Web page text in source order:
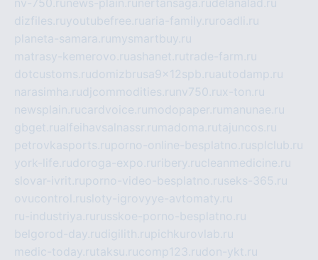
nv-750.ru news-plain.ru nertansaga.rudelanalad.ru
dizfiles.ruyoutubefree.ruaria-family.ru roadli.ru
planeta-samara.ru mysmartbuy.ru
matrasy-kemerovo.ruashanet.rutrade-farm.ru
dotcustoms.rudomizbrusa9x12spb.ruautodamp.ru
narasimha.rudjcommodities.ru nv750.rux-ton.ru
newsplain.rucardvoice.ru modopaper.ru manunae.ru
gbget.rualfeihavsalnassr.ru madoma.rutajuncos.ru
petrovkasports.ruporno-online-besplatno.rusplclub.ru
york-life.rudoroga-expo.ru ribery.rucleanmedicine.ru
slovar-ivrit.ruporno-video-besplatno.ruseks-365.ru
ovucontrol.rusloty-igrovyye-avtomaty.ru
ru-industriya.ru russkoe-porno-besplatno.ru
belgorod-day.rudigilith.rupichkurovlab.ru
medic-today.rutaksu.rucomp123.rudon-ykt.ru